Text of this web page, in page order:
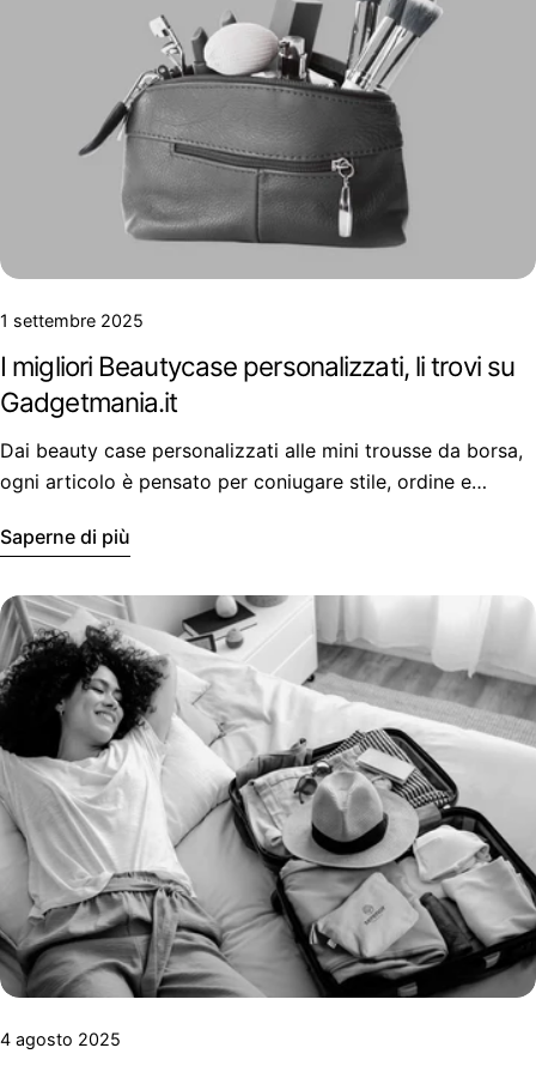
1 settembre 2025
I migliori Beautycase personalizzati, li trovi su
Gadgetmania.it
Dai beauty case personalizzati alle mini trousse da borsa,
ogni articolo è pensato per coniugare stile, ordine e
Saperne di più
4 agosto 2025